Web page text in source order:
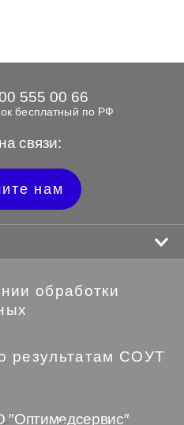
связи:
555 00 66
бесплатный по РФ
нам
обработки
результатам СОУТ